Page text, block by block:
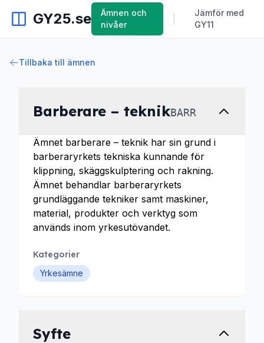
GY25.se
Ämnen och
nivåer
Jämför med
GY11
Tillbaka till ämnen
Barberare – teknikBARR
Ämnet barberare – teknik har sin grund i
barberaryrkets tekniska kunnande för
klippning, skäggskulptering och rakning.
Ämnet behandlar barberaryrkets
grundläggande tekniker samt maskiner,
material, produkter och verktyg som
används inom yrkesutövandet.
Kategorier
Yrkesämne
Syfte